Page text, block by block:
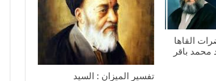
القاها
محمد باقر
تفسير الميزان : السيد